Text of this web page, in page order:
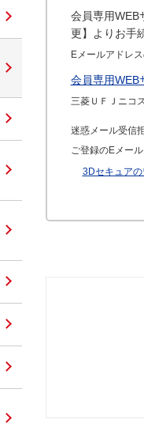
会員専用WEB
更】よりお手
Eメールアドレ
会員専用WEB
三菱ＵＦＪニコ
迷惑メール受信
ご登録のEメー
3Dセキュア